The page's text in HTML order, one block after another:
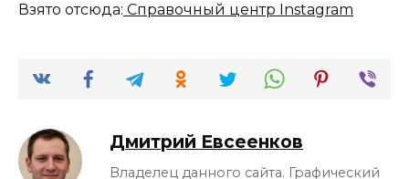
Взято отсюда: Справочный центр Instagram
Дмитрий Евсеенков
Владелец данного сайта. Графический